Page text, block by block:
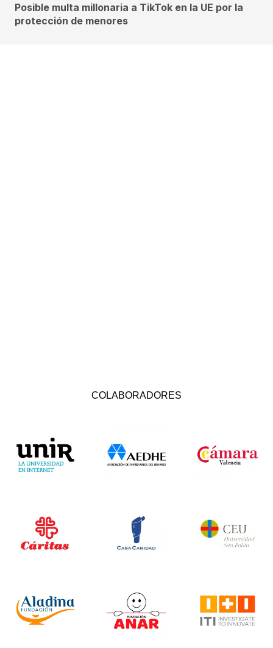
Posible multa millonaria a TikTok en la UE por la
protección de menores
COLABORADORES